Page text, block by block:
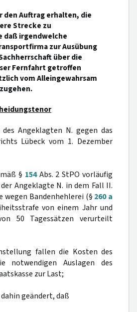
den Auftrag erhalten, die
Strecke zu
daß irgendwelche
zur Ausübung
über die
Fernfahrt getroffen
vom Alleingewahrsam
Angeklagten N. gegen das
Lübeck vom 1. Dezember
§ 154Abs. 2 StPO vorläufig
Angeklagte N. in dem Fall II.
wegen Bandenhehlerei (§ 260 a
von einem Jahr und
50 Tagessätzen verurteilt
fallen die Kosten des
notwendigen Auslagen des
zur Last;
geändert, daß